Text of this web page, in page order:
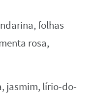
folhas
rosa,
jasmim, lírio-do-